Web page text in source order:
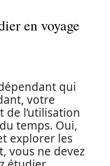
en voyage
qui
votre
l’utilisation
temps. Oui,
explorer les
vous ne devez